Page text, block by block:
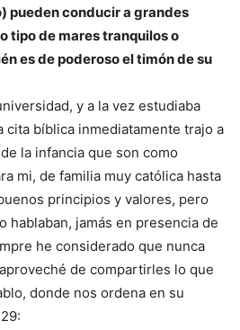
pueden conducir a grandes
tipo de mares tranquilos o
es de poderoso el timón de su
y a la vez estudiaba
cita bíblica inmediatamente trajo a
la infancia que son como
mi, de familia muy católica hasta
principios y valores, pero
hablaban, jamás en presencia de
he considerado que nunca
de compartirles lo que
donde nos ordena en su